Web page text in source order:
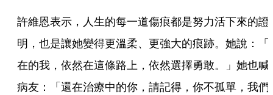
許維恩表示，人生的每一道傷痕都是努力活下來的證
明，也是讓她變得更溫柔、更強大的痕跡。她說：「
在的我，依然在這條路上，依然選擇勇敢。」她也喊
病友：「還在治療中的你，請記得，你不孤單，我們